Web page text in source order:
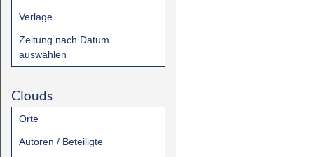
Verlage
Zeitung nach Datum
auswählen
Clouds
Orte
Autoren / Beteiligte